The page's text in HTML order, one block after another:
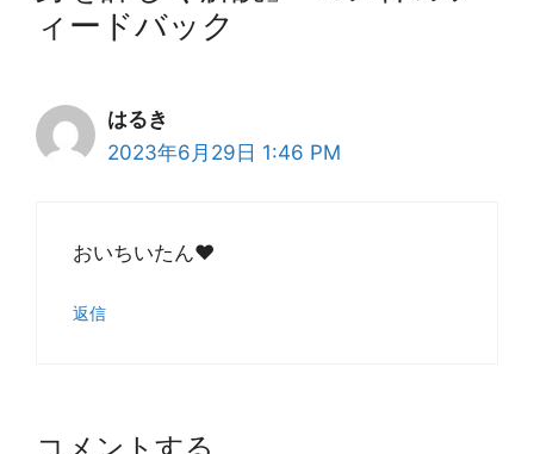
ィードバック
はるき
2023年6月29日 1:46 PM
おいちいたん❤
返信